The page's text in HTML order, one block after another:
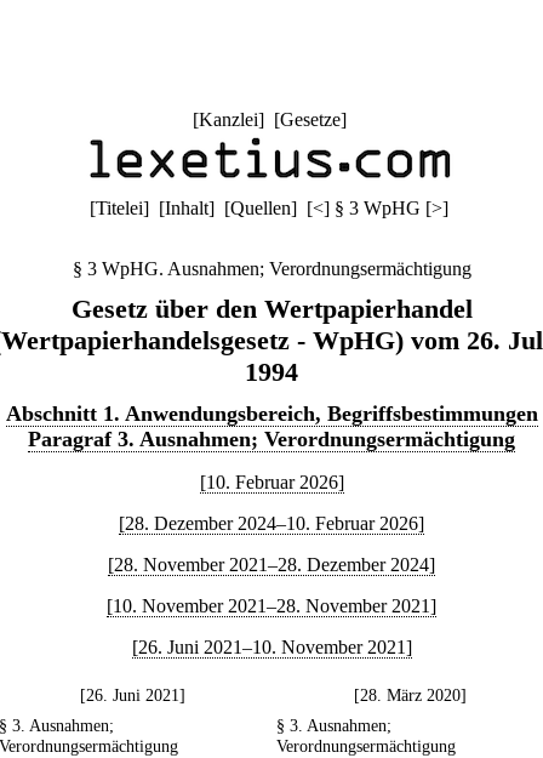
[Kanzlei] [Gesetze]
[Titelei] [Inhalt] [Quellen] [<] § 3 WpHG [>]
§ 3 WpHG. Ausnahmen; Verordnungsermächtigung
Gesetz über den Wertpapierhandel
- WpHG) vom 26.
1994
Abschnitt 1. Anwendungsbereich, Begriffsbestimmungen
Paragraf 3. Ausnahmen; Verordnungsermächtigung
[10. Februar 2026]
[28. Dezember 2024–10. Februar 2026]
[28. November 2021–28. Dezember 2024]
[10. November 2021–28. November 2021]
[26. Juni 2021–10. November 2021]
[26. Juni 2021]
[28. März 2020]
§ 3. Ausnahmen;
Verordnungsermächtigung
§ 3. Ausnahmen;
Verordnungsermächtigung